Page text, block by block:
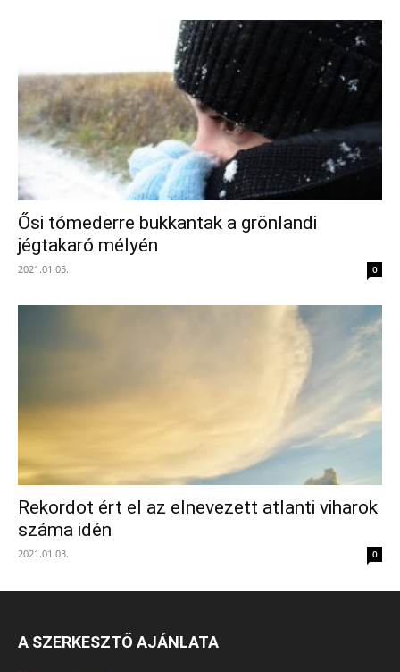
Ősi tómederre bukkantak a grönlandi
jégtakaró mélyén
2021.01.05. 0
Rekordot ért el az elnevezett atlanti viharok
száma idén
2021.01.03. 0
A SZERKESZTŐ AJÁNLATA